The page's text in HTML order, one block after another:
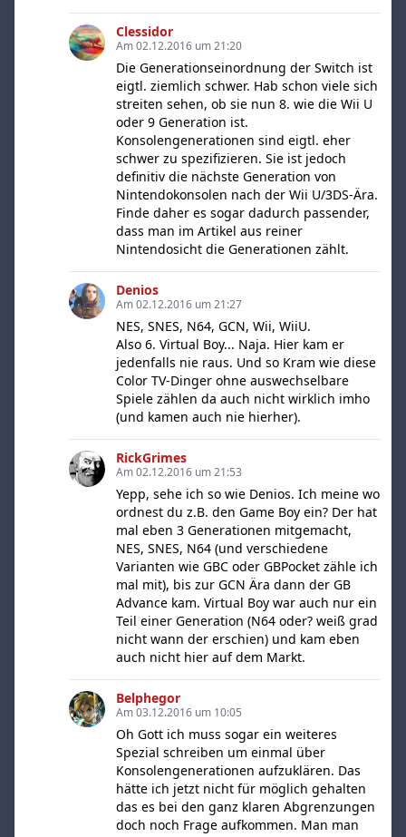
Clessidor
Am 02.12.2016 um 21:20
Die Generationseinordnung der Switch ist
eigtl. ziemlich schwer. Hab schon viele sich
streiten sehen, ob sie nun 8. wie die Wii U
oder 9 Generation ist.
Konsolengenerationen sind eigtl. eher
schwer zu spezifizieren. Sie ist jedoch
definitiv die nächste Generation von
Nintendokonsolen nach der Wii U/3DS-Ära.
Finde daher es sogar dadurch passender,
dass man im Artikel aus reiner
Nintendosicht die Generationen zählt.
Denios
Am 02.12.2016 um 21:27
NES, SNES, N64, GCN, Wii, WiiU.
Also 6. Virtual Boy... Naja. Hier kam er
jedenfalls nie raus. Und so Kram wie diese
Color TV-Dinger ohne auswechselbare
Spiele zählen da auch nicht wirklich imho
(und kamen auch nie hierher).
RickGrimes
Am 02.12.2016 um 21:53
Yepp, sehe ich so wie Denios. Ich meine wo
ordnest du z.B. den Game Boy ein? Der hat
mal eben 3 Generationen mitgemacht,
NES, SNES, N64 (und verschiedene
Varianten wie GBC oder GBPocket zähle ich
mal mit), bis zur GCN Ära dann der GB
Advance kam. Virtual Boy war auch nur ein
Teil einer Generation (N64 oder? weiß grad
nicht wann der erschien) und kam eben
auch nicht hier auf dem Markt.
Belphegor
Am 03.12.2016 um 10:05
Oh Gott ich muss sogar ein weiteres
Spezial schreiben um einmal über
Konsolengenerationen aufzuklären. Das
hätte ich jetzt nicht für möglich gehalten
das es bei den ganz klaren Abgrenzungen
doch noch Frage aufkommen. Man man